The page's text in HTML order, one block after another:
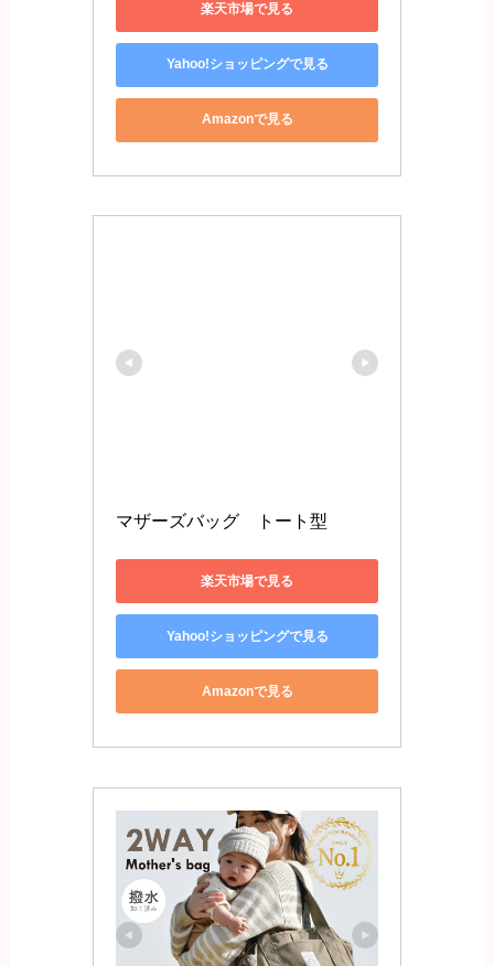
楽天市場で見る
Yahoo!ショッピングで見る
Amazonで見る
マザーズバッグ　トート型
楽天市場で見る
Yahoo!ショッピングで見る
Amazonで見る